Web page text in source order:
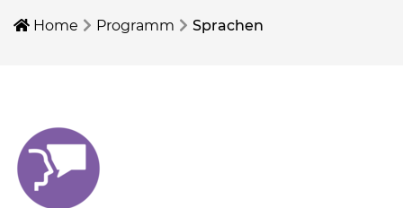
Home Programm Sprachen